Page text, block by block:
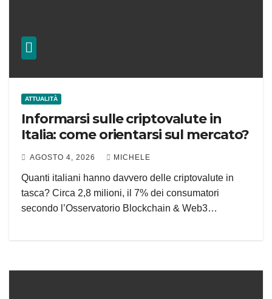
ATTUALITÀ
Informarsi sulle criptovalute in
Italia: come orientarsi sul mercato?
AGOSTO 4, 2026 MICHELE
Quanti italiani hanno davvero delle criptovalute in
tasca? Circa 2,8 milioni, il 7% dei consumatori
secondo l’Osservatorio Blockchain & Web3…